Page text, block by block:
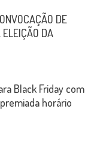
DE
DA
Black Friday com
horário